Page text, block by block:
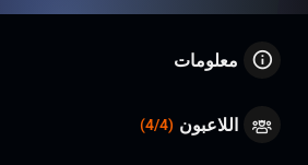
معلومات
اللاعبون (
4/4
)